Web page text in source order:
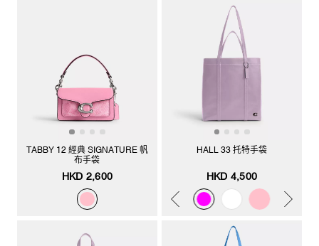
TABBY 12 經典 SIGNATURE 帆
布手袋
HKD 2,600
HALL 33 托特手袋
HKD 4,500